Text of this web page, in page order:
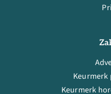
Keurmerk